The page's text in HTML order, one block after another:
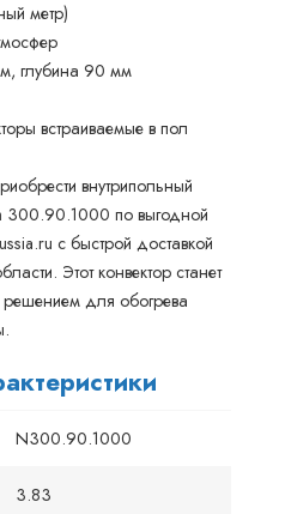
метр)
глубина 90 мм
встраиваемые в пол
внутрипольный
300.90.1000 по выгодной
с быстрой доставкой
Этот конвектор станет
для обогрева
N300.90.1000
3.83